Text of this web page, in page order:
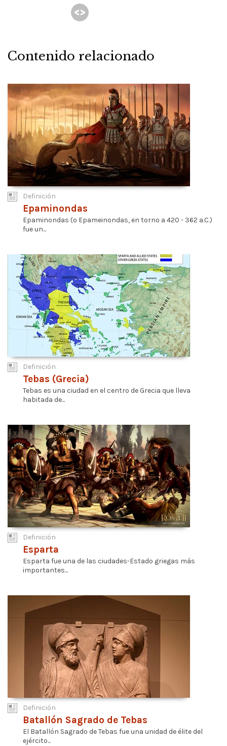
Contenido relacionado
Definición
Epaminondas
Epaminondas (o Epameinondas, en torno a 420 - 362 a.C.)
fue un...
Definición
Tebas (Grecia)
Tebas es una ciudad en el centro de Grecia que lleva
habitada de...
Definición
Esparta
Esparta fue una de las ciudades-Estado griegas más
importantes...
Definición
Batallón Sagrado de Tebas
El Batallón Sagrado de Tebas fue una unidad de élite del
ejército...